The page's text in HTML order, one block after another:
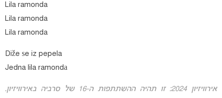
Lila ramonda
Lila ramonda
Lila ramonda
Diže ѕe iz pepela
Jedna lila ramondа
אירוויזיון 2024: זו תהיה ההשתתפות ה-16 של סרביה באירוויזיון.